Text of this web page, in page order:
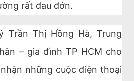
rất đau đớn.
Trần Thị Hồng Hà, Trung
– gia đình TP HCM cho
những cuộc điện thoại